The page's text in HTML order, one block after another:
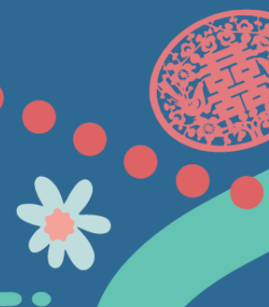
03 WHAT WE DO